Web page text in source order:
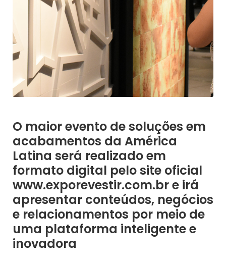
O maior evento de soluções em
acabamentos da América
Latina será realizado em
formato digital pelo site oficial
www.exporevestir.com.br e irá
apresentar conteúdos, negócios
e relacionamentos por meio de
uma plataforma inteligente e
inovadora